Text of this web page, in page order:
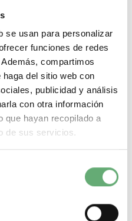
se usan para personalizar
funciones de redes
compartimos
del sitio web con
publicidad y análisis
con otra información
que hayan recopilado a
de sus servicios.
funcionamiento
de almacenamiento
UE